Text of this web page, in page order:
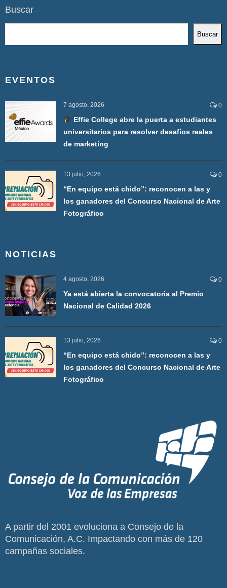
Buscar
Buscar
EVENTOS
7 agosto, 2026 0
Effie College abre la puerta a estudiantes
universitarios para resolver desafíos reales
de marketing
13 julio, 2026 0
“En equipo está chido”: reconocen a las y
los ganadores del Concurso Nacional de Arte
Fotográfico
NOTICIAS
4 agosto, 2026 0
Ya está abierta la convocatoria al Premio
Nacional de Calidad 2026
13 julio, 2026 0
“En equipo está chido”: reconocen a las y
los ganadores del Concurso Nacional de Arte
Fotográfico
A partir del 2001 evoluciona a Consejo de la
Comunicación, A.C. Impactando con más de 120
campañas sociales.